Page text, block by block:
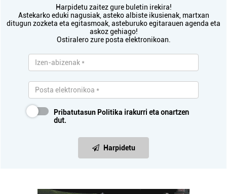
Harpidetu zaitez gure buletin irekira!
Astekarko eduki nagusiak, asteko albiste ikusienak, martxan
ditugun zozketa eta egitasmoak, asteburuko egitarauen agenda eta
askoz gehiago!
Ostiralero zure posta elektronikoan.
Pribatutasun Politika irakurri eta onartzen
dut.
Harpidetu